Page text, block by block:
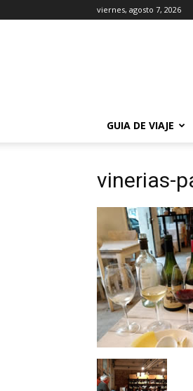
viernes, agosto 7, 2026
GUIA DE VIAJE
vinerias-